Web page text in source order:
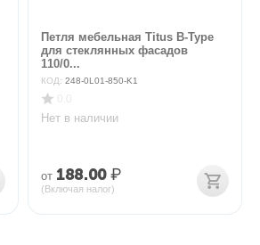
Петля мебельная Titus B-Type
для стеклянных фасадов
110/0...
КОД: 248-0L01-850-K1
Нет в наличии
от 188.00₽
(Включая налог)